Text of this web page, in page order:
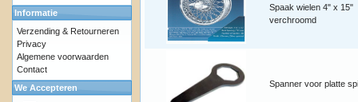
Spaak wielen 4" x 15"
verchroomd
Spanner voor platte
Informatie
Verzending & Retourneren
Privacy
Algemene voorwaarden
Contact
We Accepteren